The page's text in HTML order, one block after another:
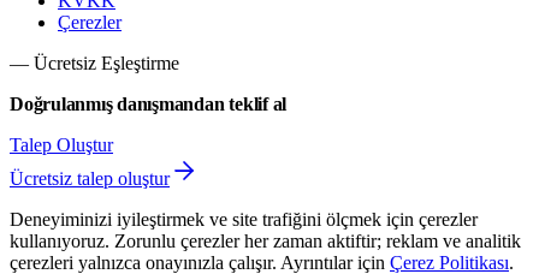
Çerezler
— Ücretsiz Eşleştirme
Doğrulanmış danışmandan teklif al
Talep Oluştur
Ücretsiz talep oluştur
Deneyiminizi iyileştirmek ve site trafiğini ölçmek için çerezler
kullanıyoruz. Zorunlu çerezler her zaman aktiftir; reklam ve analitik
çerezleri yalnızca onayınızla çalışır. Ayrıntılar için Çerez Politikası.